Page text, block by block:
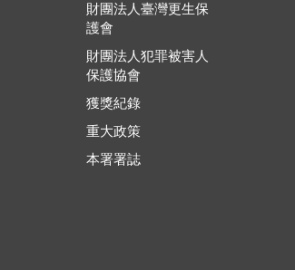
財團法人臺灣更生保
護會
財團法人犯罪被害人
保護協會
獲獎紀錄
重大政策
本署署誌